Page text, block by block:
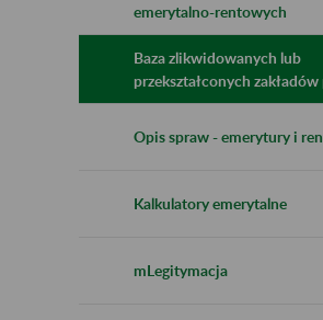
emerytalno-rentowych
Baza zlikwidowanych lub
przekształconych zakładów
Opis spraw - emerytury i
Kalkulatory emerytalne
mLegitymacja